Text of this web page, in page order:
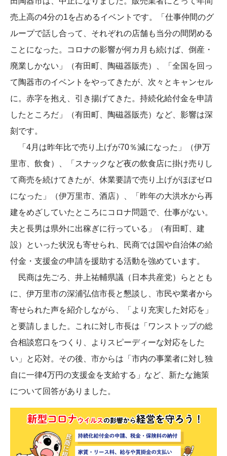
売上高の4分の1を占めるイベントです。「仕事仲間のグ
ループで話し合って、それぞれの店舗も当分の間閉める
ことになった。コロナの影響が何カ月も続けば、倒産・
廃業しかない」（有田町、陶磁器販売）、「全国を回っ
て陶器市のイベントをやってきたが、次々とキャンセル
に。赤字を抱え、引き揚げてきた。持続化給付金を申請
したところだ」（有田町、陶磁器販売）など、影響は深
刻です。
「4月は昨年比で売り上げが70％減になった」（伊万
里市、飲食）、「スナックなど夜の飲食店に掛け売りし
て商売を続けてきたが、休業要請で売り上げがほぼゼロ
になった」（伊万里市、酒店）、「昨年の大洪水から再
建をめざしていたところにコロナ問題で、仕事がない。
夫と長男は県外に出稼ぎに行っている」（有田町、建
設）といった状況も寄せられ、民商では国や自治体の給
付金・支援金の申請を援助する活動を強めています。
民商は先ごろ、井上祐輔県議（日本共産党）らととも
に、伊万里市の深浦弘信市長と懇談し、市民や業者から
寄せられた声を紹介しながら、「より充実した対応を」
と要請しました。これに対し市長は「ワンストップの総
合相談窓口をつくり、よりスピーディーな対応をした
い」と応対。その後、市からは「市内の事業者に対し独
自に一律4万円の支援金を支給する」など、新たな施策
について回答がありました。